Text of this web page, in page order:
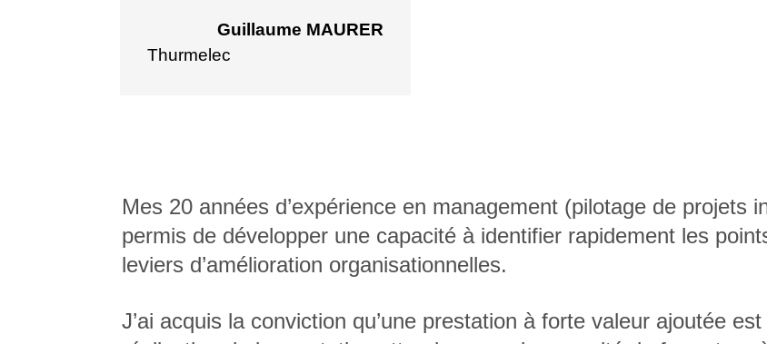
Guillaume MAURER
Thurmelec
Mes 20 années d’expérience en management (pilotage de projets
permis de développer une capacité à identifier rapidement les
leviers d’amélioration organisationnelles.
J’ai acquis la conviction qu’une prestation à forte valeur ajoutée